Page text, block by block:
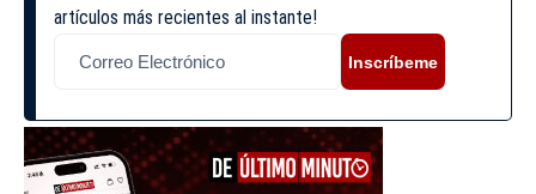
artículos más recientes al instante!
Inscríbeme